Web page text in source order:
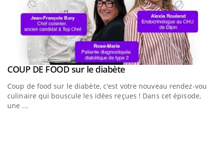
Youtube
COUP DE FOOD sur le diabèteYoutube
Coup de food sur le diabète, c'est votre nouveau rendez-vous
culinaire qui bouscule les idées reçues ! Dans cet épisode,
une ...
Youtube
Quand l’entreprise mise sur le bien être global
"Les rendez-vous de la santé et de la qualité de vie au
travail" de Pourquoi Docteur reçoivent Régis Blugeon, DRH et
directeur ...